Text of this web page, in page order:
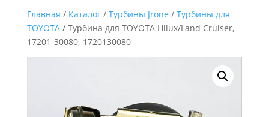
Главная / Каталог/ Турбины Jrone/ Турбины для
TOYOTA/ Турбина для TOYOTA Hilux/Land Cruiser,
17201-30080, 1720130080